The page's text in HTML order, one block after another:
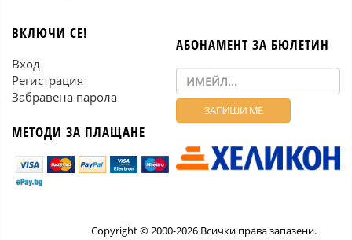
ВКЛЮЧИ СЕ!
Вход
Регистрация
Забравена парола
МЕТОДИ ЗА ПЛАЩАНЕ
АБОНАМЕНТ ЗА БЮЛЕТИН
Copyright © 2000-2026 Всички права запазени.